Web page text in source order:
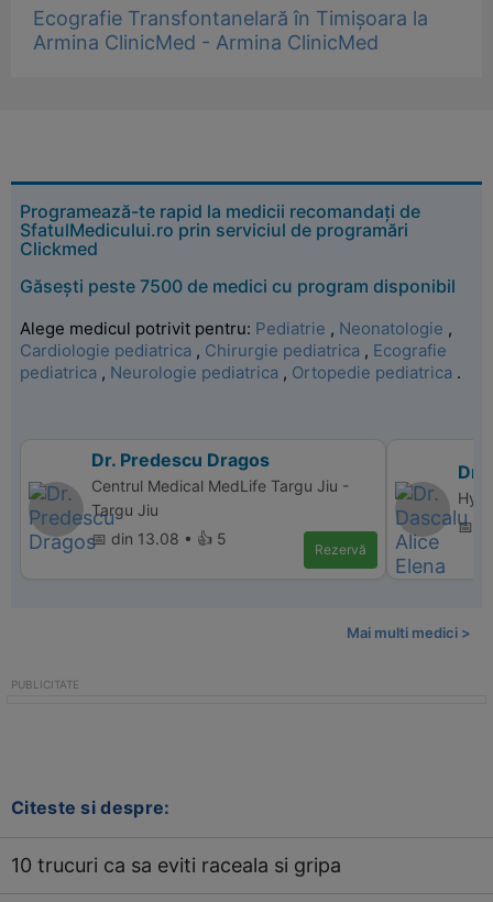
Ecografie Transfontanelară în Timișoara la
Armina ClinicMed - Armina ClinicMed
Programează-te rapid la medicii recomandați de
SfatulMedicului.ro prin serviciul de programări
Clickmed
Găsești peste 7500 de medici cu program disponibil
Alege medicul potrivit pentru: Pediatrie , Neonatologie ,
Cardiologie pediatrica , Chirurgie pediatrica , Ecografie
pediatrica , Neurologie pediatrica , Ortopedie pediatrica .
Dr. Predescu Dragos
Centrul Medical MedLife Targu Jiu -
Targu Jiu
📅 din 13.08 • 👍 5
Rezervă
Dr.
📅
Mai multi medici >
Citeste si despre:
10 trucuri ca sa eviti raceala si gripa